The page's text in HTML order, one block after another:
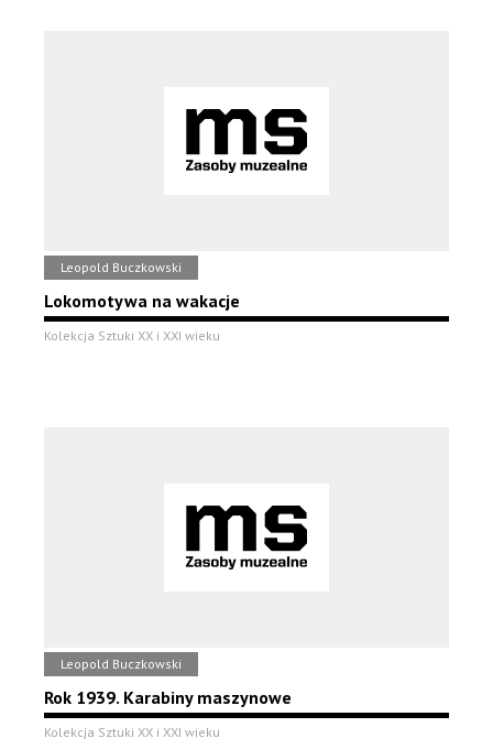
Leopold Buczkowski
Lokomotywa na wakacje
Kolekcja Sztuki XX i XXI wieku
Leopold Buczkowski
Rok 1939. Karabiny maszynowe
Kolekcja Sztuki XX i XXI wieku